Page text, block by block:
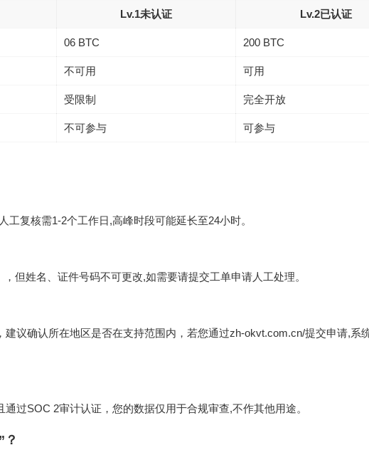
Lv.1未认证 Lv.2已认证
06 BTC 200 BTC
不可用 可用
受限制 完全开放
不可参与 可参与
工复核需1-2个工作日,高峰时段可能延长至24小时。
但姓名、证件号码不可更改,如需要请提交工单申请人工处理。
建议确认所在地区是否在支持范围内，若您通过zh-okvt.com.cn/提交申请,系
过SOC 2审计认证，您的数据仅用于合规审查,不作其他用途。